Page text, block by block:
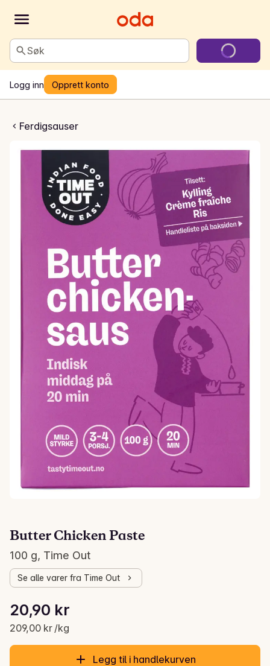
Søk
Logg inn Opprett konto
Ferdigsauser
Paste
Butter Chicken Paste
100 g, Time Out
Se alle varer fra Time Out
Gjeldende pris er: 20,90 kr
20,90 kr
209,00 kr /kg
Stykkpris: 209,00 kr /kg
Legg til i handlekurven